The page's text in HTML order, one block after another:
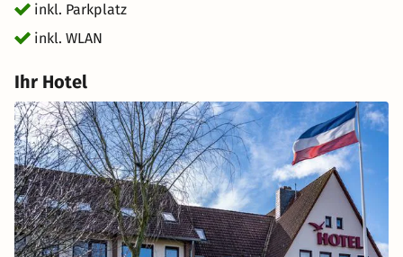
inkl. Parkplatz
inkl. WLAN
Ihr Hotel